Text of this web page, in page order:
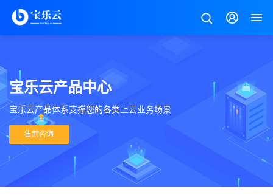
宝乐云产品中心
宝乐云产品体系支撑您的各类上云业务场景
售前咨询